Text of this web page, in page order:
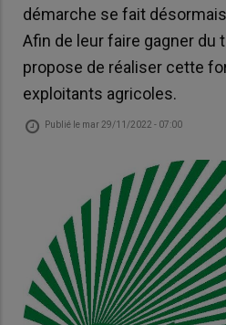
démarche se fait
Afin de leur faire gagner du
propose de réaliser cette
exploitants agricoles.
Publié le mar 29/11/2022 - 07:00